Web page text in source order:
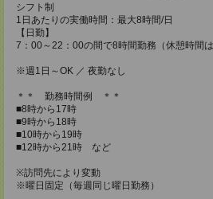
シフト制
1日あたりの実働時間：最大8時間/日
【日勤】
7：00～22：00の間で8時間勤務（休憩時間は
※週1日～OK ／ 夜勤なし
＊＊ 勤務時間例 ＊＊
■8時から17時
■9時から18時
■10時から19時
■12時から21時 など
※訪問先により変動
※曜日固定（毎週同じ曜日勤務）